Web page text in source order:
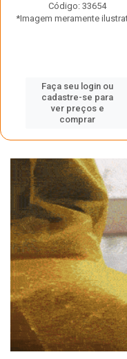
Código: 33654
*Imagem meramente
Faça seu login ou
cadastre-se para
ver preços e
comprar